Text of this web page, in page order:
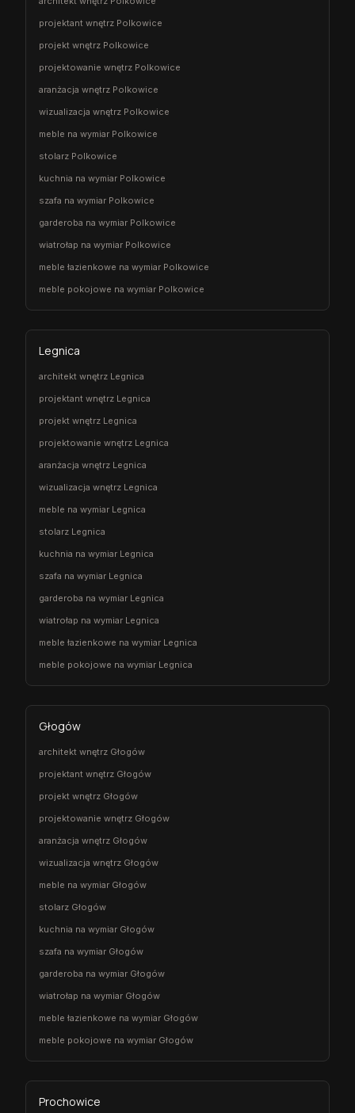
projektant wnętrz Polkowice
projekt wnętrz Polkowice
projektowanie wnętrz Polkowice
aranżacja wnętrz Polkowice
wizualizacja wnętrz Polkowice
meble na wymiar Polkowice
stolarz Polkowice
kuchnia na wymiar Polkowice
szafa na wymiar Polkowice
garderoba na wymiar Polkowice
wiatrołap na wymiar Polkowice
meble łazienkowe na wymiar Polkowice
meble pokojowe na wymiar Polkowice
Legnica
architekt wnętrz Legnica
projektant wnętrz Legnica
projekt wnętrz Legnica
projektowanie wnętrz Legnica
aranżacja wnętrz Legnica
wizualizacja wnętrz Legnica
meble na wymiar Legnica
stolarz Legnica
kuchnia na wymiar Legnica
szafa na wymiar Legnica
garderoba na wymiar Legnica
wiatrołap na wymiar Legnica
meble łazienkowe na wymiar Legnica
meble pokojowe na wymiar Legnica
Głogów
architekt wnętrz Głogów
projektant wnętrz Głogów
projekt wnętrz Głogów
projektowanie wnętrz Głogów
aranżacja wnętrz Głogów
wizualizacja wnętrz Głogów
meble na wymiar Głogów
stolarz Głogów
kuchnia na wymiar Głogów
szafa na wymiar Głogów
garderoba na wymiar Głogów
wiatrołap na wymiar Głogów
meble łazienkowe na wymiar Głogów
meble pokojowe na wymiar Głogów
Prochowice